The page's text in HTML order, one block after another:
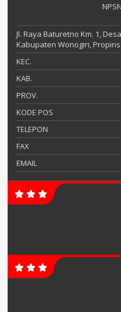
Jl. Raya Baturetno Km. 1,
Kabupaten Wonogiri,
KEC.
KAB.
PROV.
KODE POS
TELEPON
FAX
EMAIL